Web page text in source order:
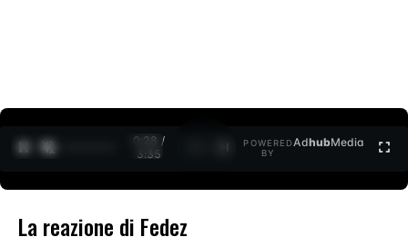
0:30 /
3:35
POWERED
BY
AdhubMedia
La reazione di Fedez